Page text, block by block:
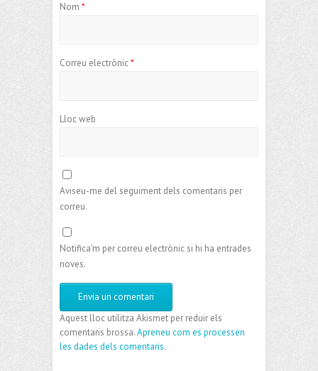
Nom *
Correu electrònic*
Lloc web
Aviseu-me del seguiment dels comentaris per
correu.
Notifica'm per correu electrònic si hi ha entrades
noves.
Aquest lloc utilitza Akismet per reduir els
comentaris brossa.Apreneu com es processen
les dades dels comentaris.